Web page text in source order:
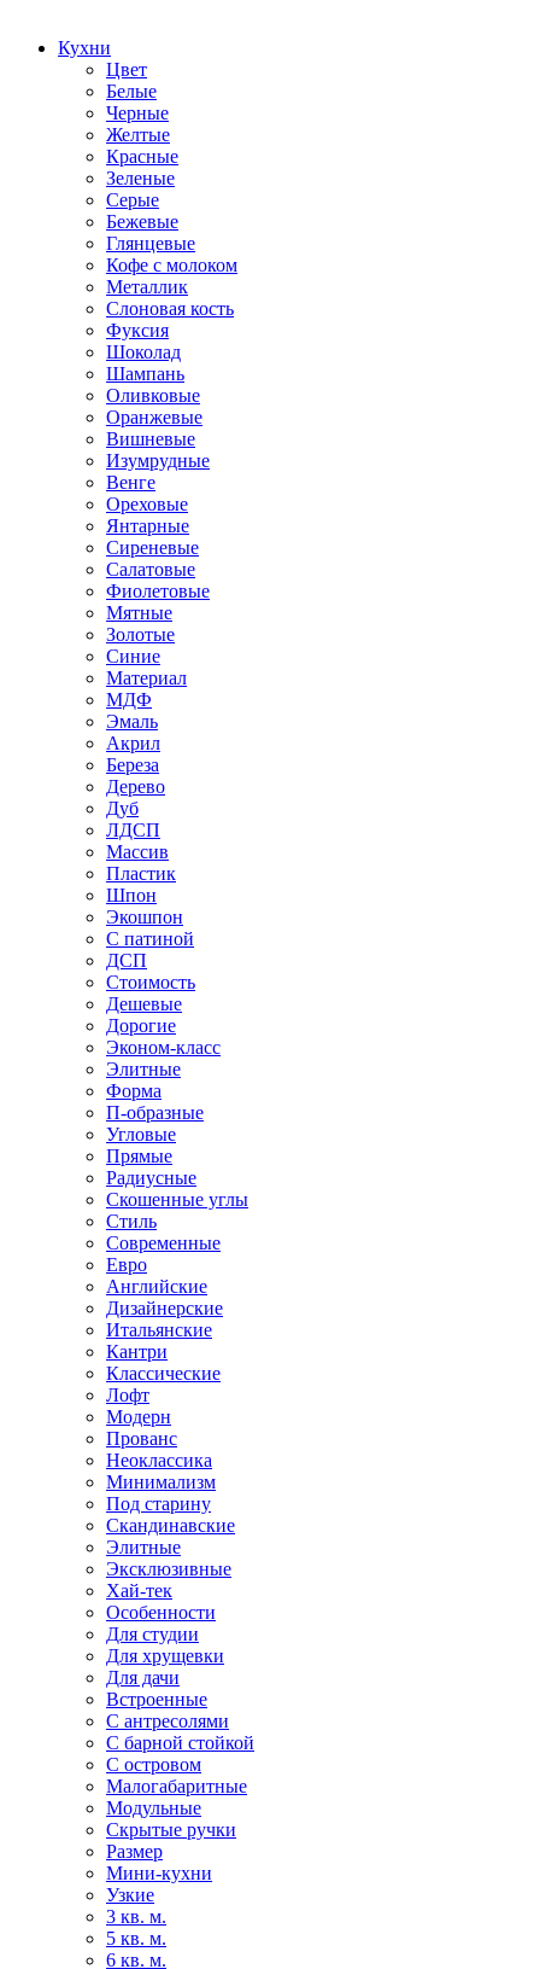
Кухни
Цвет
Белые
Черные
Желтые
Красные
Зеленые
Серые
Бежевые
Глянцевые
Кофе с молоком
Металлик
Слоновая кость
Фуксия
Шоколад
Шампань
Оливковые
Оранжевые
Вишневые
Изумрудные
Венге
Ореховые
Янтарные
Сиреневые
Салатовые
Фиолетовые
Мятные
Золотые
Синие
Материал
МДФ
Эмаль
Акрил
Береза
Дерево
Дуб
ЛДСП
Массив
Пластик
Шпон
Экошпон
С патиной
ДСП
Стоимость
Дешевые
Дорогие
Эконом-класс
Элитные
Форма
П-образные
Угловые
Прямые
Радиусные
Скошенные углы
Стиль
Современные
Евро
Английские
Дизайнерские
Итальянские
Кантри
Классические
Лофт
Модерн
Прованс
Неоклассика
Минимализм
Под старину
Скандинавские
Элитные
Эксклюзивные
Хай-тек
Особенности
Для студии
Для хрущевки
Для дачи
Встроенные
С антресолями
С барной стойкой
С островом
Малогабаритные
Модульные
Скрытые ручки
Размер
Мини-кухни
Узкие
3 кв. м.
5 кв. м.
6 кв. м.